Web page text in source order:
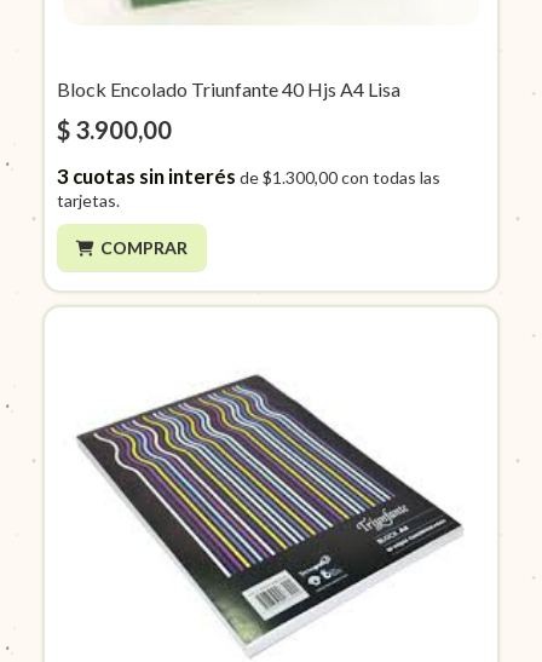
Block Encolado Triunfante 40 Hjs A4 Lisa
$ 3.900,00
3cuotas sin interés de$1.300,00con todas las
tarjetas.
COMPRAR